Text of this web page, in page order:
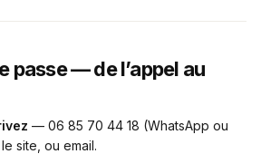
passe — de l’appel au
— 06 85 70 44 18 (WhatsApp ou
site, ou email.